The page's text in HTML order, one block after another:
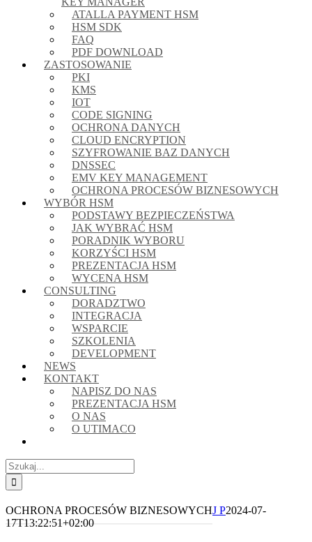
ATALLA PAYMENT HSM
HSM SDK
FAQ
PDF DOWNLOAD
ZASTOSOWANIE
PKI
KMS
IOT
CODE SIGNING
OCHRONA DANYCH
CLOUD ENCRYPTION
SZYFROWANIE BAZ DANYCH
DNSSEC
EMV KEY MANAGEMENT
OCHRONA PROCESÓW BIZNESOWYCH
WYBÓR HSM
PODSTAWY BEZPIECZEŃSTWA
JAK WYBRAĆ HSM
PORADNIK WYBORU
KORZYŚCI HSM
PREZENTACJA HSM
WYCENA HSM
CONSULTING
DORADZTWO
INTEGRACJA
WSPARCIE
SZKOLENIA
DEVELOPMENT
NEWS
KONTAKT
NAPISZ DO NAS
PREZENTACJA HSM
O NAS
O UTIMACO
Szukaj
OCHRONA PROCESÓW BIZNESOWYCHJ P2024-07-
17T13:22:51+02:00